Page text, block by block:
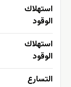
استهلاك
الوقود
استهلاك
الوقود
التسارع